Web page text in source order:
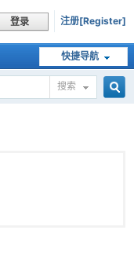
登录 注册[Register]
快捷导航
搜索